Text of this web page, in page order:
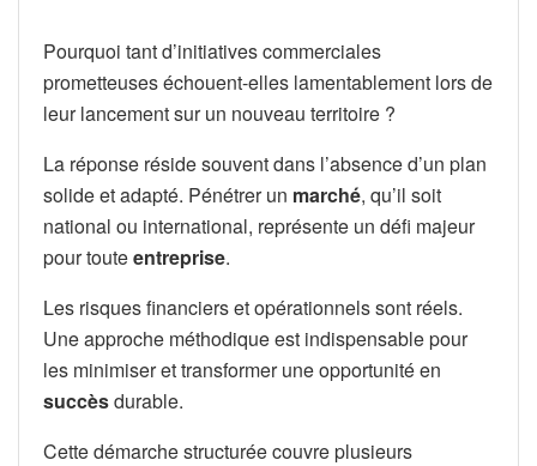
Pourquoi tant d’initiatives commerciales
prometteuses échouent-elles lamentablement lors de
leur lancement sur un nouveau territoire ?
La réponse réside souvent dans l’absence d’un plan
solide et adapté. Pénétrer un marché, qu’il soit
national ou international, représente un défi majeur
pour touteentreprise.
Les risques financiers et opérationnels sont réels.
Une approche méthodique est indispensable pour
les minimiser et transformer une opportunité en
succèsdurable.
Cette démarche structurée couvre plusieurs